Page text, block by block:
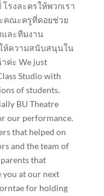
โรงละครให้พวกเรา
คณะครูที่คอยช่วย
ละทีมงาน
ให้ความสนับสนุนใน
ค่ะ We just
Studio with
of students.
BU Theatre
our performance.
that helped on
and the team of
that
you at our next
for holding